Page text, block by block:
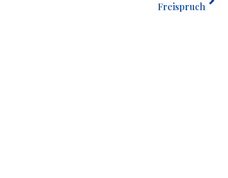
Freispruch